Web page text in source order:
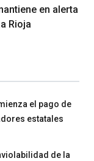
en alerta
Rioja
el pago de
estatales
de la